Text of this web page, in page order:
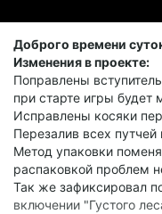
Доброго времени
Изменения в проекте:
Поправлены
при старте игры будет
Исправлены косяки
Перезалив всех путчей
Метод упаковки
распаковкой проблем
Так же зафиксировал
включении "Густого